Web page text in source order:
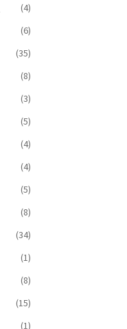
(4)
(6)
(35)
(8)
(3)
(5)
(4)
(4)
(5)
(8)
(34)
(1)
(8)
(15)
(1)